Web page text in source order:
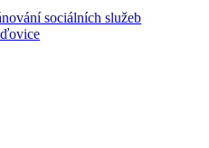
sociálních služeb